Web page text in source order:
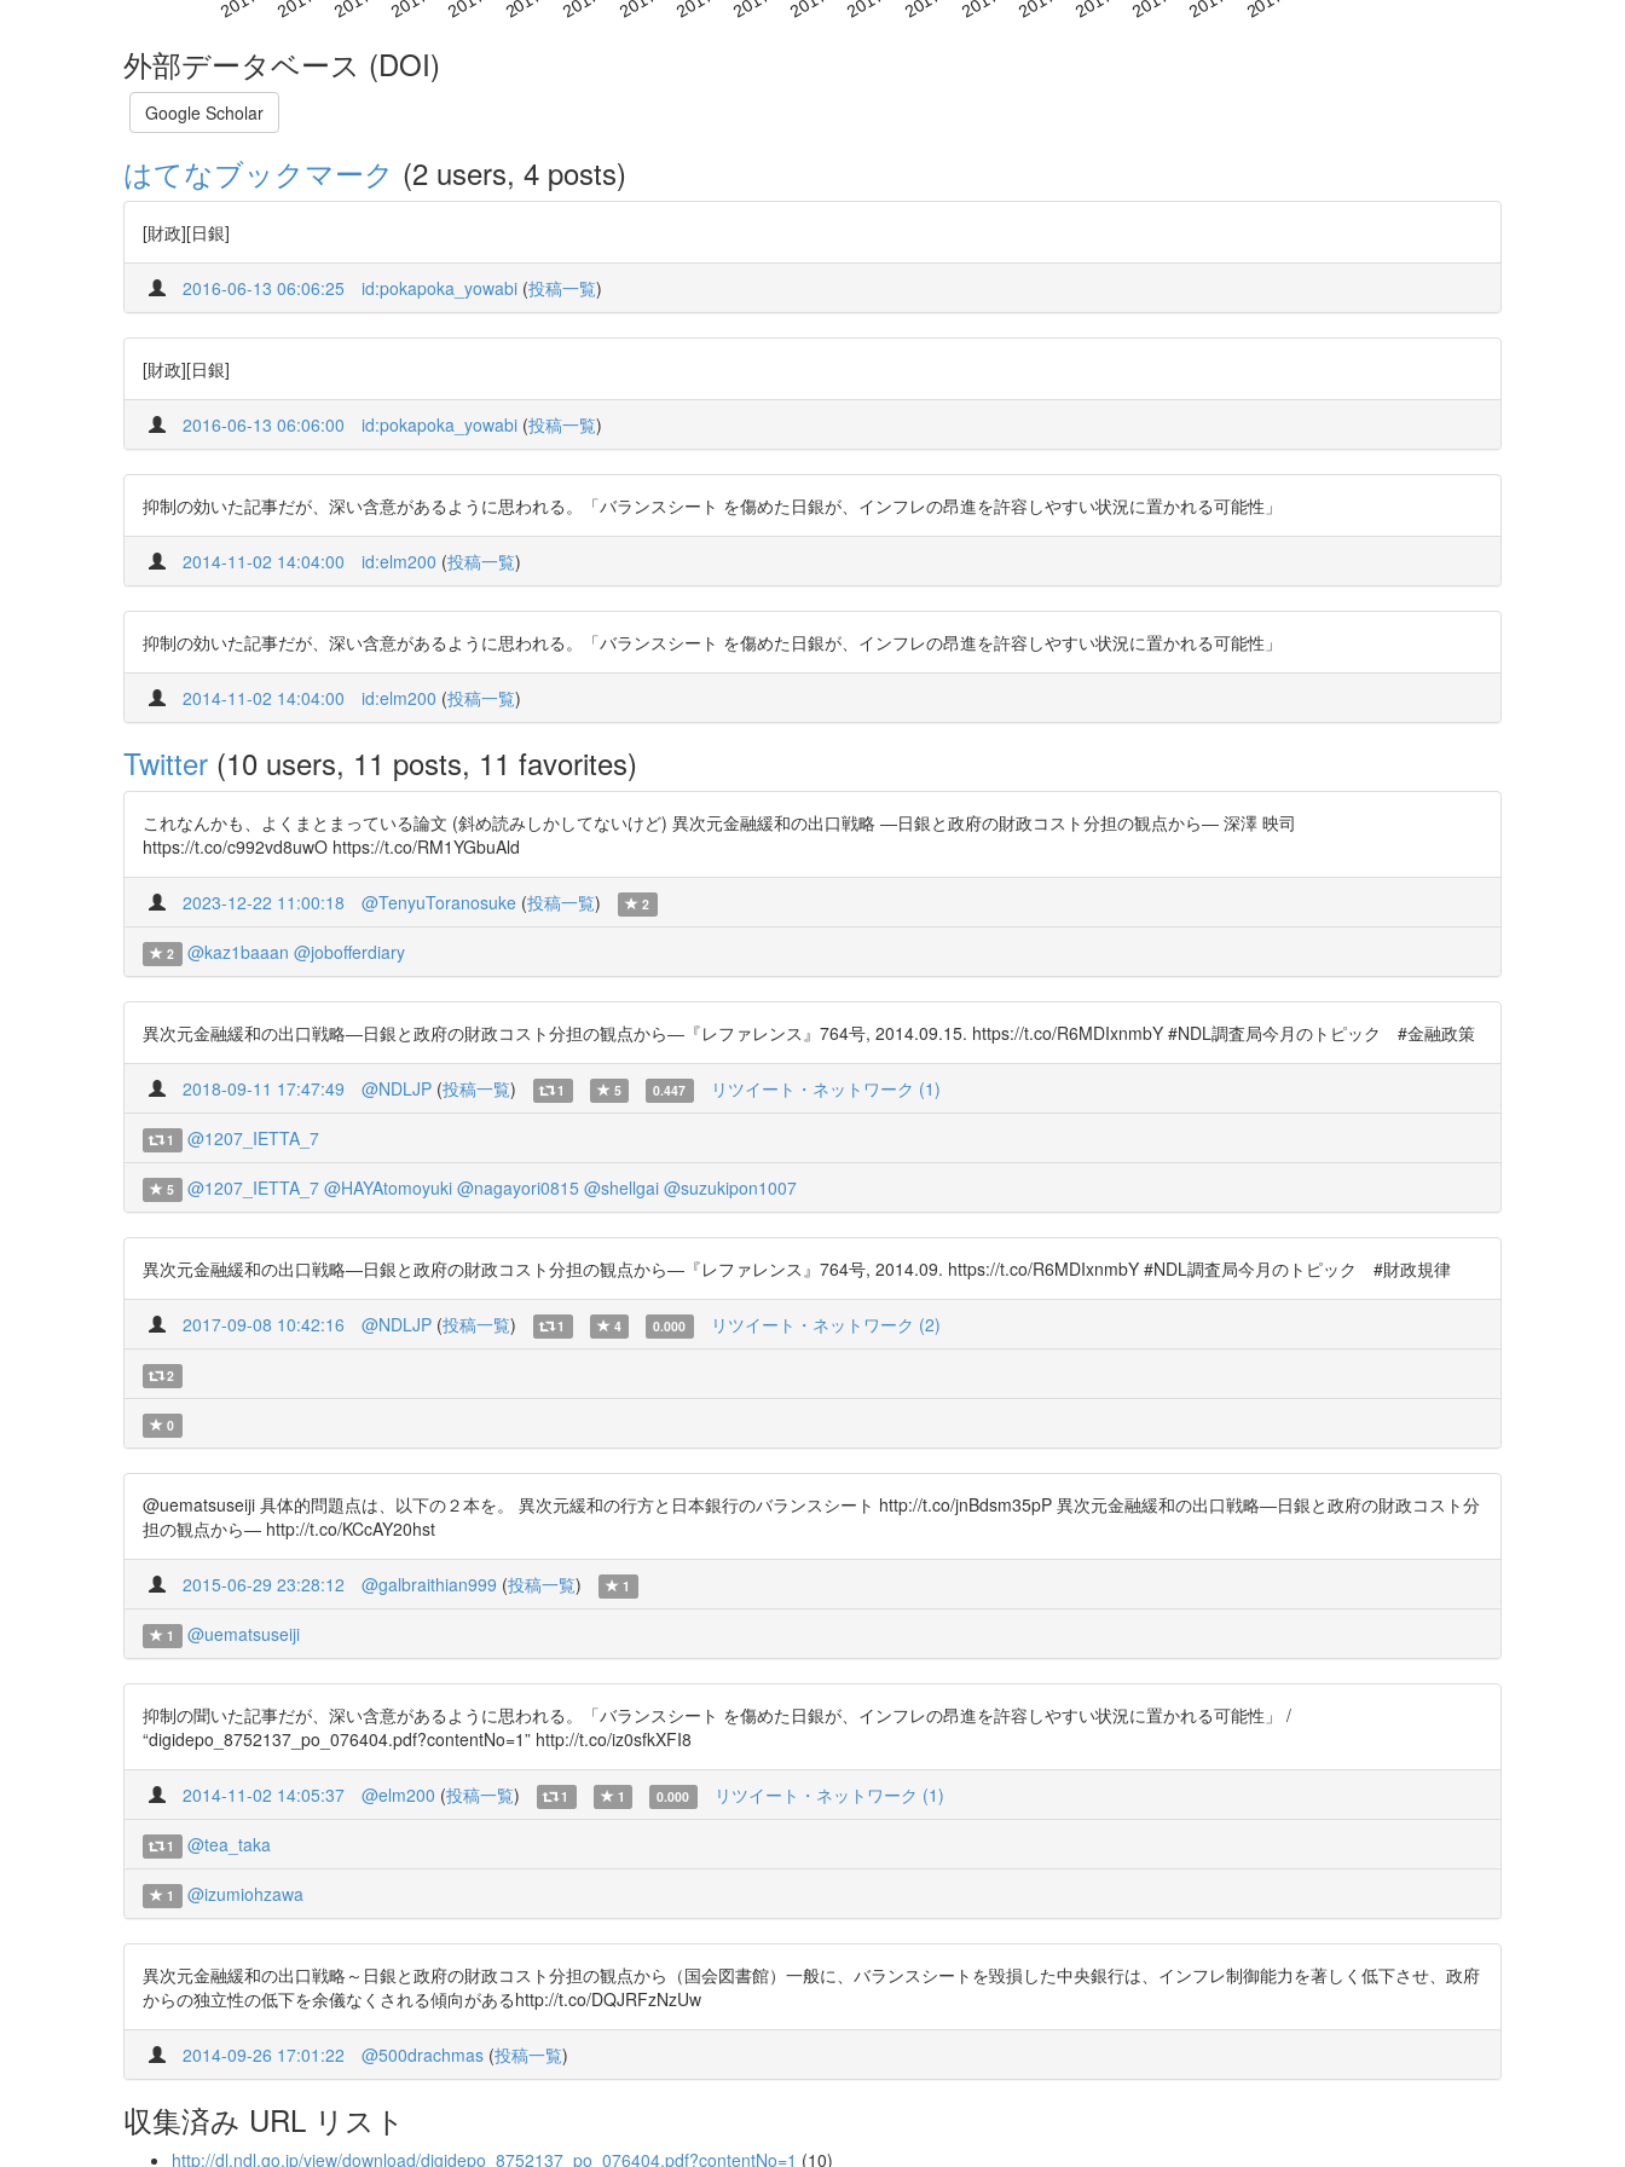
外部データベース (DOI)
Google Scholar
はてなブックマーク (2 users, 4 posts)
[財政][日銀]
2016-06-13 06:06:25 id:pokapoka_yowabi (投稿一覧)
[財政][日銀]
2016-06-13 06:06:00 id:pokapoka_yowabi (投稿一覧)
抑制の効いた記事だが、深い含意があるように思われる。「バランスシート を傷めた日銀が、インフレの昂進を許容しやすい状況に置かれる可能性」
2014-11-02 14:04:00 id:elm200 (投稿一覧)
抑制の効いた記事だが、深い含意があるように思われる。「バランスシート を傷めた日銀が、インフレの昂進を許容しやすい状況に置かれる可能性」
2014-11-02 14:04:00 id:elm200 (投稿一覧)
Twitter (10 users, 11 posts, 11 favorites)
これなんかも、よくまとまっている論文 (斜め読みしかしてないけど) 異次元金融緩和の出口戦略 ―日銀と政府の財政コスト分担の観点から― 深澤 映司
https://t.co/c992vd8uwO https://t.co/RM1YGbuAld
2023-12-22 11:00:18 @TenyuToranosuke (投稿一覧) 2
2 @kaz1baaan @jobofferdiary
異次元金融緩和の出口戦略―日銀と政府の財政コスト分担の観点から―『レファレンス』764号, 2014.09.15. https://t.co/R6MDIxnmbY #NDL調査局今月のトピック #金融政策
2018-09-11 17:47:49 @NDLJP (投稿一覧) 1 5 0.447 リツイート・ネットワーク (1)
1 @1207_IETTA_7
5 @1207_IETTA_7 @HAYAtomoyuki @nagayori0815 @shellgai @suzukipon1007
異次元金融緩和の出口戦略―日銀と政府の財政コスト分担の観点から―『レファレンス』764号, 2014.09. https://t.co/R6MDIxnmbY #NDL調査局今月のトピック #財政規律
2017-09-08 10:42:16 @NDLJP (投稿一覧) 1 4 0.000 リツイート・ネットワーク (2)
2
0
@uematsuseiji 具体的問題点は、以下の２本を。 異次元緩和の行方と日本銀行のバランスシート http://t.co/jnBdsm35pP 異次元金融緩和の出口戦略―日銀と政府の財政コスト分
担の観点から― http://t.co/KCcAY20hst
2015-06-29 23:28:12 @galbraithian999 (投稿一覧) 1
1 @uematsuseiji
抑制の聞いた記事だが、深い含意があるように思われる。「バランスシート を傷めた日銀が、インフレの昂進を許容しやすい状況に置かれる可能性」 /
“digidepo_8752137_po_076404.pdf?contentNo=1” http://t.co/iz0sfkXFI8
2014-11-02 14:05:37 @elm200 (投稿一覧) 1 1 0.000 リツイート・ネットワーク (1)
1 @tea_taka
1 @izumiohzawa
異次元金融緩和の出口戦略～日銀と政府の財政コスト分担の観点から（国会図書館）一般に、バランスシートを毀損した中央銀行は、インフレ制御能力を著しく低下させ、政府
からの独立性の低下を余儀なくされる傾向があるhttp://t.co/DQJRFzNzUw
2014-09-26 17:01:22 @500drachmas (投稿一覧)
収集済み URL リスト
http://dl.ndl.go.jp/view/download/digidepo_8752137_po_076404.pdf?contentNo=1 (10)